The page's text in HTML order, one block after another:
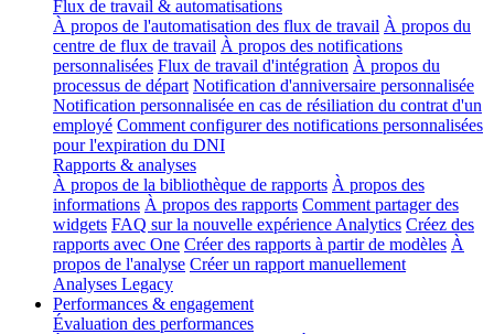
Flux de travail & automatisations
À propos de l'automatisation des flux de travail À propos du
centre de flux de travail À propos des notifications
personnalisées Flux de travail d'intégration À propos du
processus de départ Notification d'anniversaire personnalisée
Notification personnalisée en cas de résiliation du contrat d'un
employé Comment configurer des notifications personnalisées
pour l'expiration du DNI
Rapports & analyses
À propos de la bibliothèque de rapports À propos des
informations À propos des rapports Comment partager des
widgets FAQ sur la nouvelle expérience Analytics Créez des
rapports avec One Créer des rapports à partir de modèles À
propos de l'analyse Créer un rapport manuellement
Analyses Legacy
Performances & engagement
Évaluation des performances